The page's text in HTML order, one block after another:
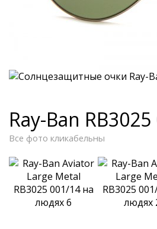
Ray-Ban
Все фото кликабельны